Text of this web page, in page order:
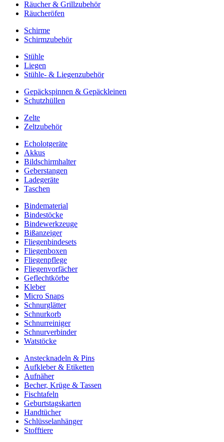
Räucher & Grillzubehör
Räucheröfen
Schirme
Schirmzubehör
Stühle
Liegen
Stühle- & Liegenzubehör
Gepäckspinnen & Gepäckleinen
Schutzhüllen
Zelte
Zeltzubehör
Echolotgeräte
Akkus
Bildschirmhalter
Geberstangen
Ladegeräte
Taschen
Bindematerial
Bindestöcke
Bindewerkzeuge
Bißanzeiger
Fliegenbindesets
Fliegenboxen
Fliegenpflege
Fliegenvorfächer
Geflechtkörbe
Kleber
Micro Snaps
Schnurglätter
Schnurkorb
Schnurreiniger
Schnurverbinder
Watstöcke
Anstecknadeln & Pins
Aufkleber & Etiketten
Aufnäher
Becher, Krüge & Tassen
Fischtafeln
Geburtstagskarten
Handtücher
Schlüsselanhänger
Stofftiere